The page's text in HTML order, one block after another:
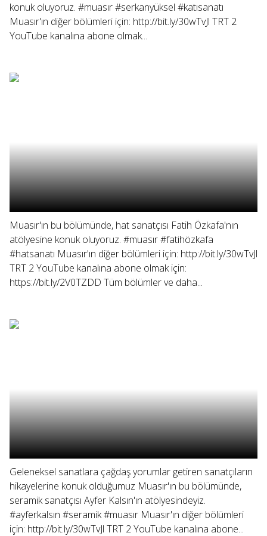
konuk oluyoruz. #muasır #serkanyüksel #katısanatı
Muasır'ın diğer bölümleri için: http://bit.ly/30wTvJl TRT 2
YouTube kanalına abone olmak...
Muasır'ın bu bölümünde, hat sanatçısı Fatih Özkafa'nın
atölyesine konuk oluyoruz. #muasır #fatihözkafa
#hatsanatı Muasır'ın diğer bölümleri için: http://bit.ly/30wTvJl
TRT 2 YouTube kanalına abone olmak için:
https://bit.ly/2V0TZDD Tüm bölümler ve daha...
Geleneksel sanatlara çağdaş yorumlar getiren sanatçıların
hikayelerine konuk olduğumuz Muasır'ın bu bölümünde,
seramik sanatçısı Ayfer Kalsın'ın atölyesindeyiz.
#ayferkalsın #seramik #muasır Muasır'ın diğer bölümleri
için: http://bit.ly/30wTvJl TRT 2 YouTube kanalına abone...